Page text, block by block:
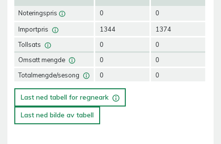
Noteringspris
Importpris
Tollsats
Omsatt mengde
Totalmengde/sesong
0
1344
0
0
0
0
1374
0
0
0
Last ned tabell for regneark
Last ned bilde av tabell